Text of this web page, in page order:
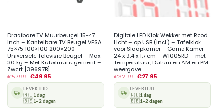
Draaibare TV Muurbeugel 15-47
Inch – Kantelbare TV Beugel VESA
75×75 100×100 200×200 –
Universele Televisie Beugel – Max
30 kg – Met Kabelmanagement –
Zwart [39697B]
€57.99 €49.95
LEVERTIJD
🇳🇱1 dag
🇧🇪1–2 dagen
Digitale LED Klok Wekker met Rood
Licht – op USB (incl.) – Tafelklok
voor Slaapkamer – Game Kamer –
24 x 9,4 x 1,7 cm – W1005RD – met
Temperatuur, Datum en AM en PM
weergave
€32.99 €27.95
LEVERTIJD
🇳🇱1 dag
🇧🇪1–2 dagen